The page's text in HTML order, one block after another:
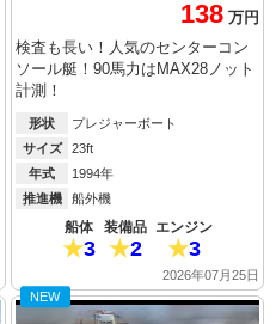
138 万円
検査も長い！人気のセンターコン
ソール艇！90馬力はMAX28ノット
計測！
形状
プレジャーボート
サイズ
23ft
年式
1994年
推進機
船外機
船体
3
装備品
2
エンジン
3
2026年07月25日
NEW